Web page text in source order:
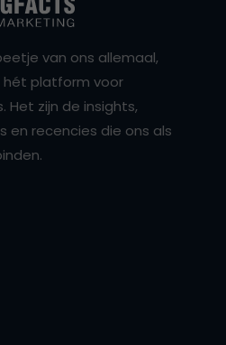
van ons allemaal,
hét platform voor
Het zijn de insights,
en recencies die ons als